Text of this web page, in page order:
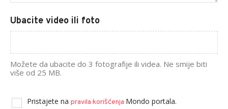
Ubacite video ili foto
Možete da ubacite do 3 fotografije ili videa. Ne smije biti
više od 25 MB.
Pristajete na pravila korišćenja Mondo portala.